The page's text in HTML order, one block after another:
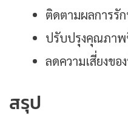
ติดตามผลการรั
ปรับปรุงคุณภาพ
ลดความเสี่ยงข
สรุป